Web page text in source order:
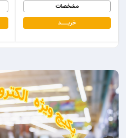
مشخصات
خریـــــــد